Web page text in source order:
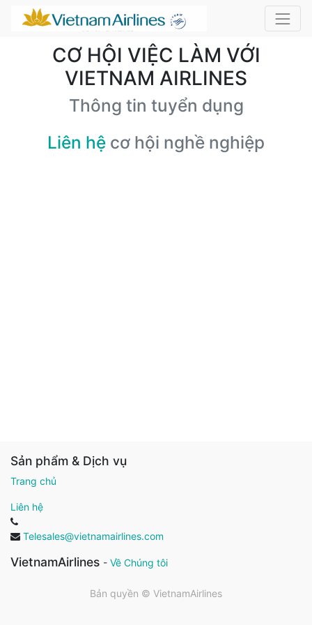
CƠ HỘI VIỆC LÀM VỚI
VIETNAM AIRLINES
Thông tin tuyển dụng
Liên hệ cơ hội nghề nghiệp
Sản phẩm & Dịch vụ
Trang chủ
Liên hệ
Telesales@vietnamairlines.com
VietnamAirlines - Về Chúng tôi
Bản quyền © VietnamAirlines